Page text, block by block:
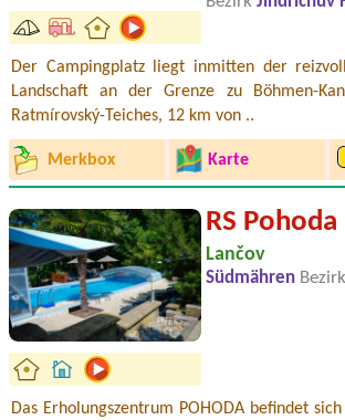
Der Campingplatz liegt inmitten der
Landschaft an der Grenze zu Böhmen-
Ratmírovský-Teiches, 12 km von ..
Merkbox Karte
RS Pohoda
Lančov
Südmähren Bezirk
Das Erholungszentrum POHODA befindet